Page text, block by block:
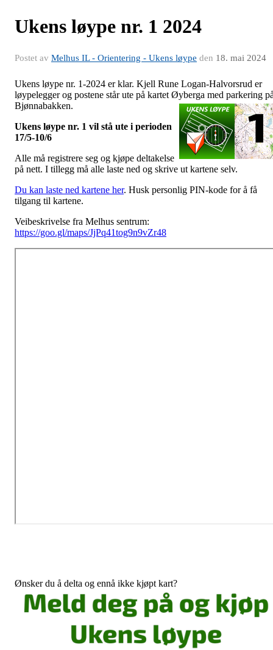
Ukens løype nr. 1 2024
Postet av Melhus IL - Orientering - Ukens løype den 18. mai 2024
Ukens løype nr. 1-2024 er klar. Kjell Rune Logan-Halvorsrud er
løypelegger og postene står ute på kartet Øyberga med parkering
Bjønnabakken.
Ukens løype nr. 1 vil stå ute i perioden
17/5-10/6
Alle må registrere seg og kjøpe deltakelse
på nett. I tillegg må alle laste ned og skrive ut kartene selv.
Du kan laste ned kartene her. Husk personlig PIN-kode for å få
tilgang til kartene.
Veibeskrivelse fra Melhus sentrum:
https://goo.gl/maps/JjPq41tog9n9vZr48
Ønsker du å delta og ennå ikke kjøpt kart?